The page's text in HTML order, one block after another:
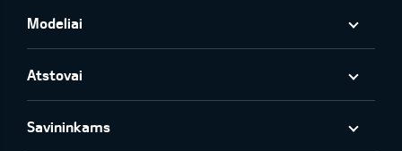
Modeliai
Atstovai
Savininkams